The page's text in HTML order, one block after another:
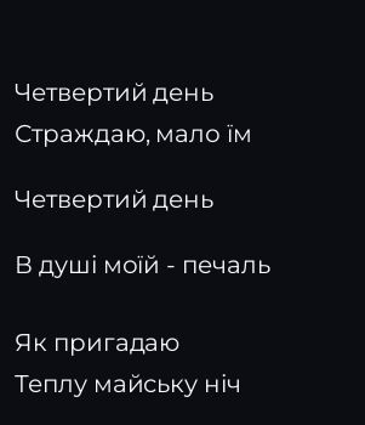
Четвертий день
Страждаю, мало їм
Четвертий день
В душі моїй - печаль
Як пригадаю
Теплу майську ніч